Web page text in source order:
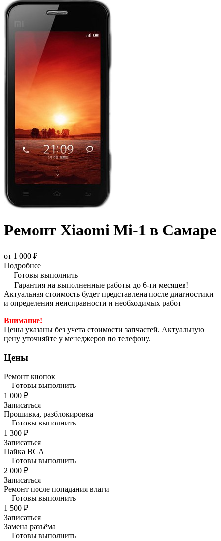
Ремонт Xiaomi Mi-1 в Самаре
от 1 000 ₽
Подробнее
Готовы выполнить
Гарантия на выполненные работы до 6-ти месяцев!
Актуальная стоимость будет представлена после диагностики
и определения неисправности и необходимых работ
Внимание!
Цены указаны без учета стоимости запчастей. Актуальную
цену уточняйте у менеджеров по телефону.
Цены
Ремонт кнопок
Готовы выполнить
1 000 ₽
Записаться
Прошивка, разблокировка
Готовы выполнить
1 300 ₽
Записаться
Пайка BGA
Готовы выполнить
2 000 ₽
Записаться
Ремонт после попадания влаги
Готовы выполнить
1 500 ₽
Записаться
Замена разъёма
Готовы выполнить